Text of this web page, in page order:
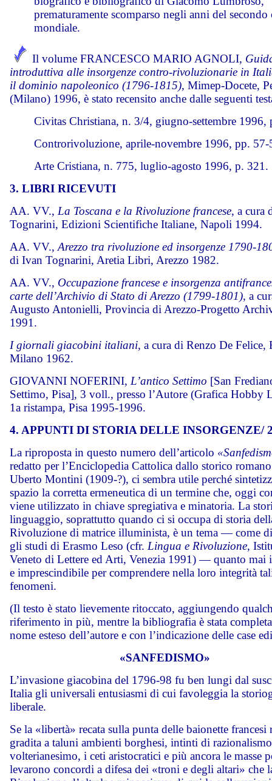
prematuramente scomparso negli anni del
mondiale.
Il volume FRANCESCO MARIO AGNOLI,
introduttiva alle insorgenze contro-rivoluzionarie in
il dominio napoleonico (1796-1815), Mimep-Docete,
(Milano) 1996, è stato recensito anche dalle seguenti
Civitas Christiana, n. 3/4, giugno-settembre 1996,
Controrivoluzione, aprile-novembre 1996, pp. 57-
Arte Cristiana, n. 775, luglio-agosto 1996, p. 321.
3. LIBRI RICEVUTI
AA. VV., La Toscana e la Rivoluzione francese, a cura
Tognarini, Edizioni Scientifiche Italiane, Napoli 1994.
AA. VV., Arezzo tra rivoluzione ed insorgenze 1790-
di Ivan Tognarini, Aretia Libri, Arezzo 1982.
AA. VV., Occupazione francese e insorgenza
carte dell’Archivio di Stato di Arezzo (1799-1801), a
Augusto Antonielli, Provincia di Arezzo-Progetto
1991.
I giornali giacobini italiani, a cura di Renzo De Felice,
Milano 1962.
GIOVANNI NOFERINI, L’antico Settimo [San
Settimo, Pisa], 3 voll., presso l’Autore (Grafica Hobby
1a ristampa, Pisa 1995-1996.
4. APPUNTI DI STORIA DELLE INSORGENZE/
La riproposta in questo numero dell’articolo
redatto per l’Enciclopedia Cattolica dallo storico
Uberto Montini (1909-?), ci sembra utile perché
spazio la corretta ermeneutica di un termine che, oggi
viene utilizzato in chiave spregiativa e minatoria. La
linguaggio, soprattutto quando ci si occupa di storia
Rivoluzione di matrice illuminista, è un tema — come
gli studi di Erasmo Leso (cfr. Lingua e Rivoluzione,
Veneto di Lettere ed Arti, Venezia 1991) — quanto mai
e imprescindibile per comprendere nella loro integrità
fenomeni.
(Il testo è stato lievemente ritoccato, aggiungendo
riferimento in più, mentre la bibliografia è stata
nome esteso dell’autore e con l’indicazione delle case
«SANFEDISMO»
L’invasione giacobina del 1796-98 fu ben lungi dal
Italia gli universali entusiasmi di cui favoleggia la
liberale.
Se la «libertà» recata sulla punta delle baionette francesi
gradita a taluni ambienti borghesi, intinti di
volterianesimo, i ceti aristocratici e più ancora le masse
levarono concordi a difesa dei «troni e degli altari» che